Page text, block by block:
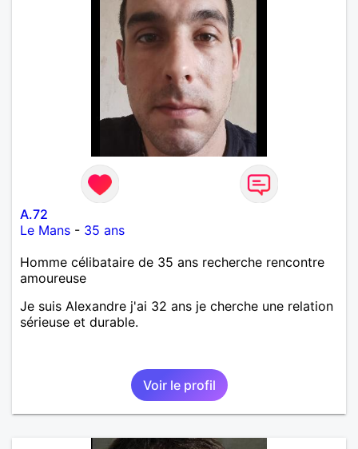
A.72
Le Mans - 35 ans
Homme célibataire de 35 ans recherche rencontre
amoureuse
Je suis Alexandre j'ai 32 ans je cherche une relation
sérieuse et durable.
Voir le profil